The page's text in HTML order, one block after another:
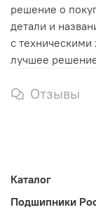
решение о
детали и
с техническими
лучшее
Отзывы
Каталог
Подшипники